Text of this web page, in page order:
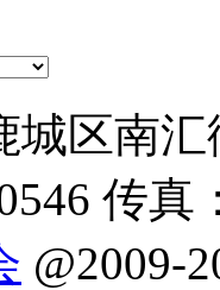
城区南
传真
@2009-